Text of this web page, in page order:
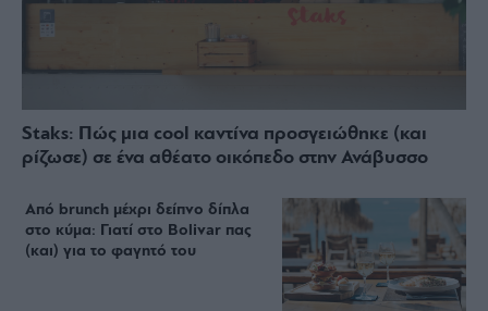
Staks: Πώς μια cool καντίνα προσγειώθηκε (και
ρίζωσε) σε ένα αθέατο οικόπεδο στην Ανάβυσσο
Από brunch μέχρι δείπνο δίπλα
στο κύμα: Γιατί στο Bolivar πας
(και) για το φαγητό του